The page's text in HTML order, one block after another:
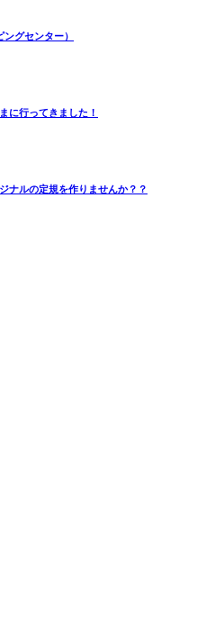
グセンター）
に行ってきました！
ナルの定規を作りませんか？？